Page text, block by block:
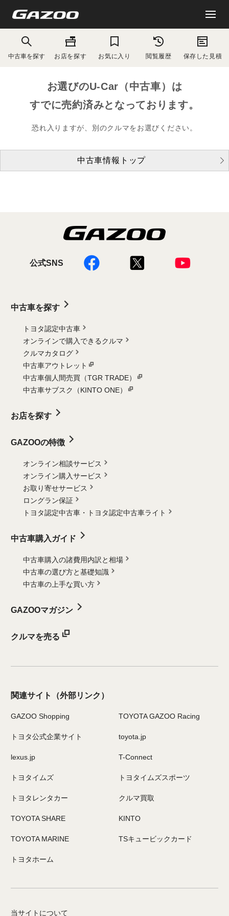
中古車を探す お店を探す お気に入り 閲覧履歴 保存した見積
お選びのU-Car（中古車）は
すでに売約済みとなっております。
恐れ入りますが、別のクルマをお選びください。
中古車情報トップ
公式SNS
中古車を探す
トヨタ認定中古車
オンラインで購入できるクルマ
クルマカタログ
中古車アウトレット
中古車個人間売買（TGR TRADE）
中古車サブスク（KINTO ONE）
お店を探す
GAZOOの特徴
オンライン相談サービス
オンライン購入サービス
お取り寄せサービス
ロングラン保証
トヨタ認定中古車・
トヨタ認定中古車ライト
中古車購入ガイド
中古車購入の諸費用内訳と相場
中古車の選び方と基礎知識
中古車の上手な買い方
GAZOOマガジン
クルマを売る
関連サイト （外部リンク）
GAZOO Shopping TOYOTA GAZOO Racing
トヨタ公式企業サイト toyota.jp
lexus.jp T-Connect
トヨタイムズ トヨタイムズスポーツ
トヨタレンタカー クルマ買取
TOYOTA SHARE KINTO
TOYOTA MARINE TSキュービックカード
トヨタホーム
当サイトについて